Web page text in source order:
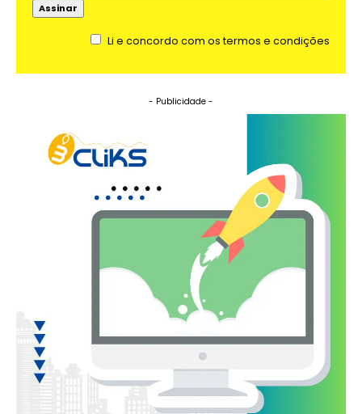
Li e concordo com os termos e condições
- Publicidade -